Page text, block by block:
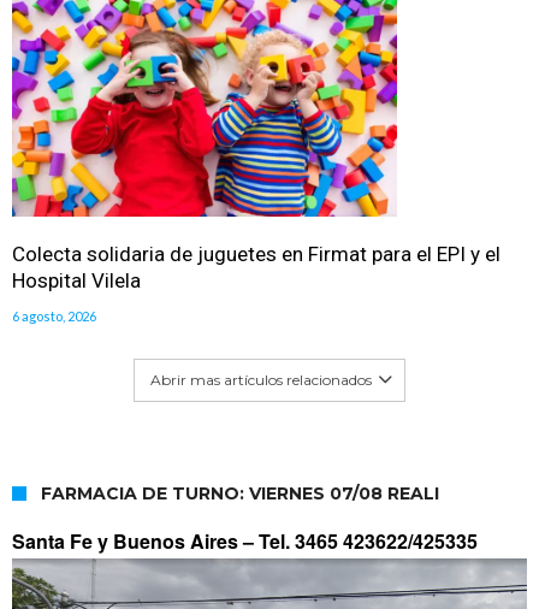
Colecta solidaria de juguetes en Firmat para el EPI y el
Hospital Vilela
6 agosto, 2026
Abrir mas artículos relacionados
FARMACIA DE TURNO: VIERNES 07/08 REALI
Santa Fe y Buenos Aires –Tel. 3465 423622/425335